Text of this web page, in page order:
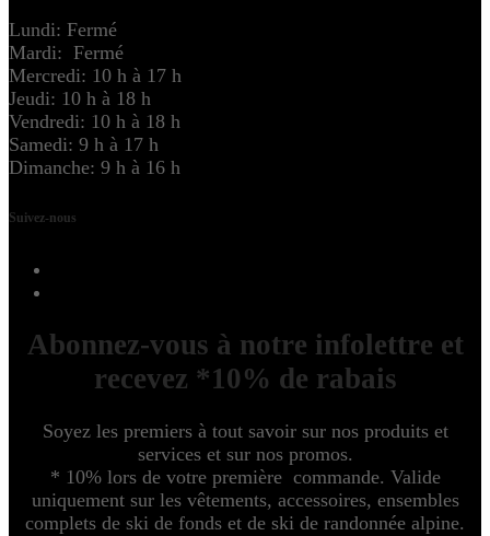
Lundi: Fermé
Mardi: Fermé
Mercredi: 10 h à 17 h
Jeudi: 10 h à 18 h
Vendredi: 10 h à 18 h
Samedi: 9 h à 17 h
Dimanche: 9 h à 16 h
Suivez-nous
Abonnez-vous à notre infolettre et
recevez *10% de rabais
Soyez les premiers à tout savoir sur nos produits et
services et sur nos promos.
* 10% lors de votre première commande. Valide
uniquement sur les vêtements, accessoires, ensembles
complets de ski de fonds et de ski de randonnée alpine.